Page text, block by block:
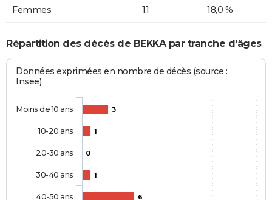
Femmes 11 18,0 %
Répartition des décès de BEKKA par tranche d'âges
Données exprimées en nombre de décès (source :
Insee)
3
1
0
1
6
Moins de 10 ans
10-20 ans
20-30 ans
30-40 ans
40-50 ans